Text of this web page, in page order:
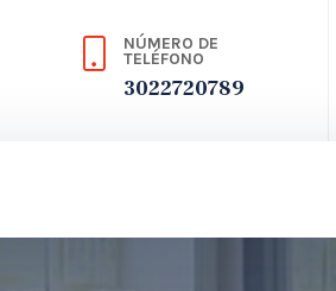
NÚMERO DE
TELÉFONO
3022720789